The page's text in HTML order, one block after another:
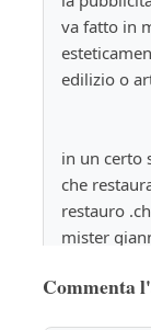
va fatto in
edilizio o
in un certo
che
restauro
mister
attuale
Commenta